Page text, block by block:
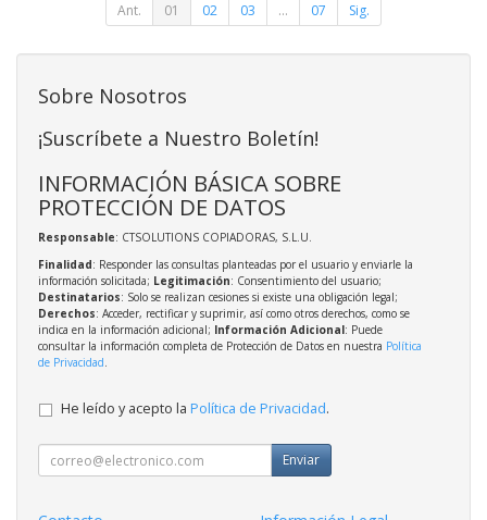
Ant. 01 02 03 ... 07 Sig.
Sobre Nosotros
¡Suscríbete a Nuestro Boletín!
INFORMACIÓN BÁSICA SOBRE
PROTECCIÓN DE DATOS
Responsable: CTSOLUTIONS COPIADORAS, S.L.U.
Finalidad: Responder las consultas planteadas por el usuario y enviarle la
información solicitada; Legitimación: Consentimiento del usuario;
Destinatarios: Solo se realizan cesiones si existe una obligación legal;
Derechos: Acceder, rectificar y suprimir, así como otros derechos, como se
indica en la información adicional; Información Adicional: Puede
consultar la información completa de Protección de Datos en nuestra Política
de Privacidad.
He leído y acepto la Política de Privacidad.
Enviar